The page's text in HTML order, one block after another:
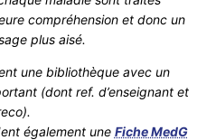
compréhension et donc un
plus aisé.
une bibliothèque avec un
(dont ref. d’enseignant et
également une Fiche MedG